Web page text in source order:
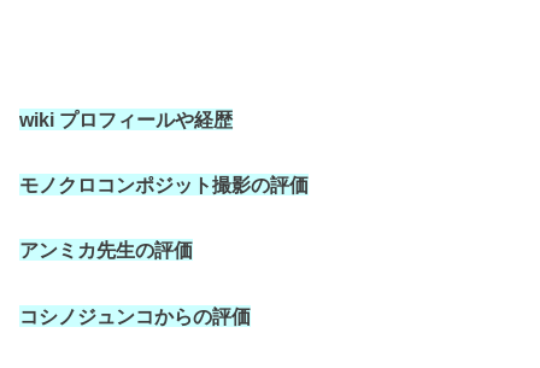
wiki プロフィールや経歴
モノクロコンポジット撮影の評価
アンミカ先生の評価
コシノジュンコからの評価